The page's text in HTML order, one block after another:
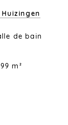
Huizingen
de bain
m²